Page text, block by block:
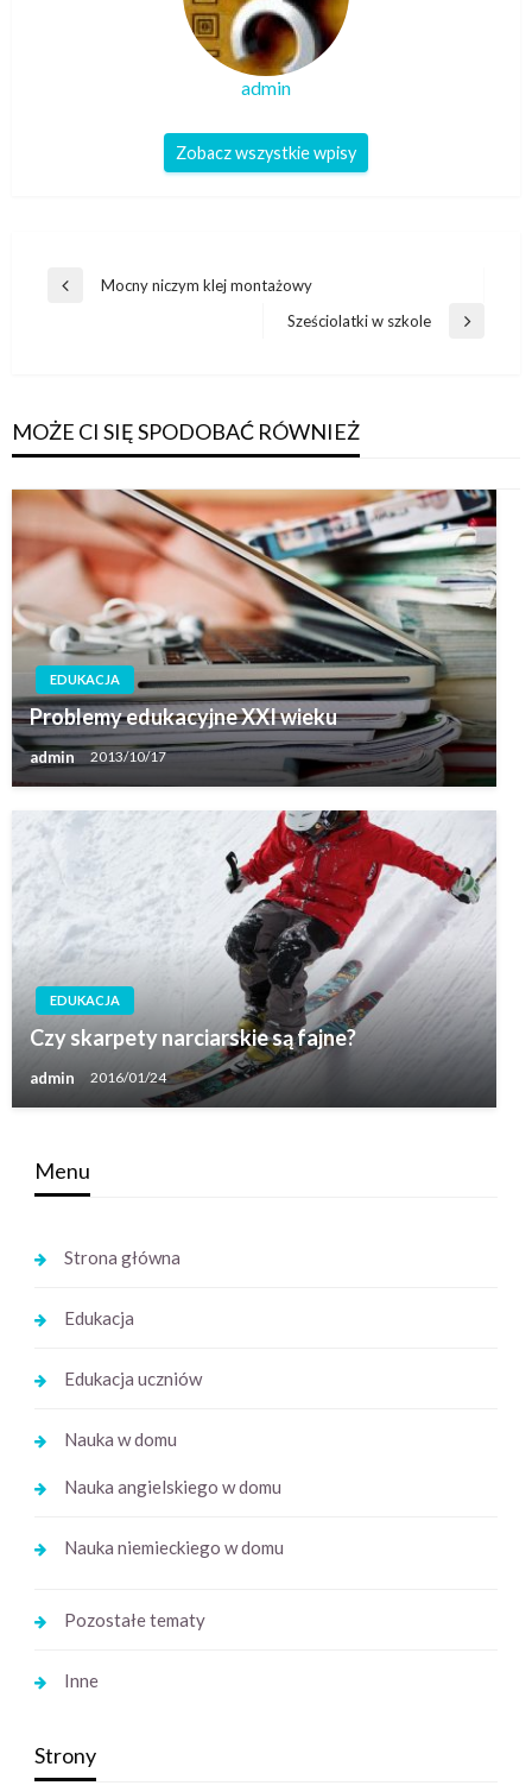
admin
Zobacz wszystkie wpisy
Nawigacja
Poprzedni
Mocny niczym klej montażowy
Następny
Sześciolatki w szkole
MOŻE CI SIĘ SPODOBAĆ RÓWNIEŻ
EDUKACJA
Problemy edukacyjne XXI wieku
admin 2013/10/17
EDUKACJA
Czy skarpety narciarskie są fajne?
admin 2016/01/24
Menu
Strona główna
Edukacja
Edukacja uczniów
Nauka w domu
Nauka angielskiego w domu
Nauka niemieckiego w domu
Pozostałe tematy
Inne
Strony